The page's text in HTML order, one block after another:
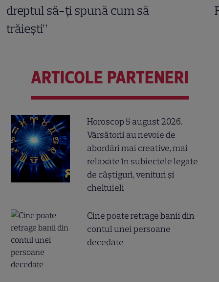
dreptul să-ți spună cum să
trăiești”
ARTICOLE PARTENERI
Horoscop 5 august 2026.
Vărsătorii au nevoie de
abordări mai creative, mai
relaxate în subiectele legate
de câștiguri, venituri și
cheltuieli
Cine poate retrage banii din
contul unei persoane
decedate